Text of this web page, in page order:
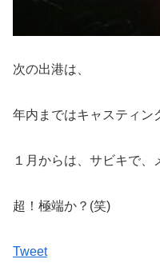
次の出港は、
年内まではキャスティン
１月からは、サビキで、
超！極端か？(笑)
Tweet